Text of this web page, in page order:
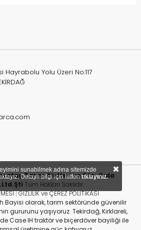
Yolu Üzeri No:117
Tarım Aletleri ve Oto. Gıda
Tüm Hakları Saklıdır.
|GİZLİLİK ve ÇEREZ POLİTİKASI
Bayisi olarak, tarım sektöründe güvenilir
gururunu yaşıyoruz. Tekirdağ, Kırklareli,
Case IH traktör ve biçerdöver bayiliği ile
sunabilmek adına sitemizde
Detaylı bilgi için lütfentıklayınız. ×